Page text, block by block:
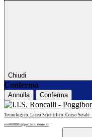
Chiudi
Conferma
Annulla Conferma
Tecnologico, Liceo Scientifico, Corso Serale
siis00800x@pec.istruzione.it